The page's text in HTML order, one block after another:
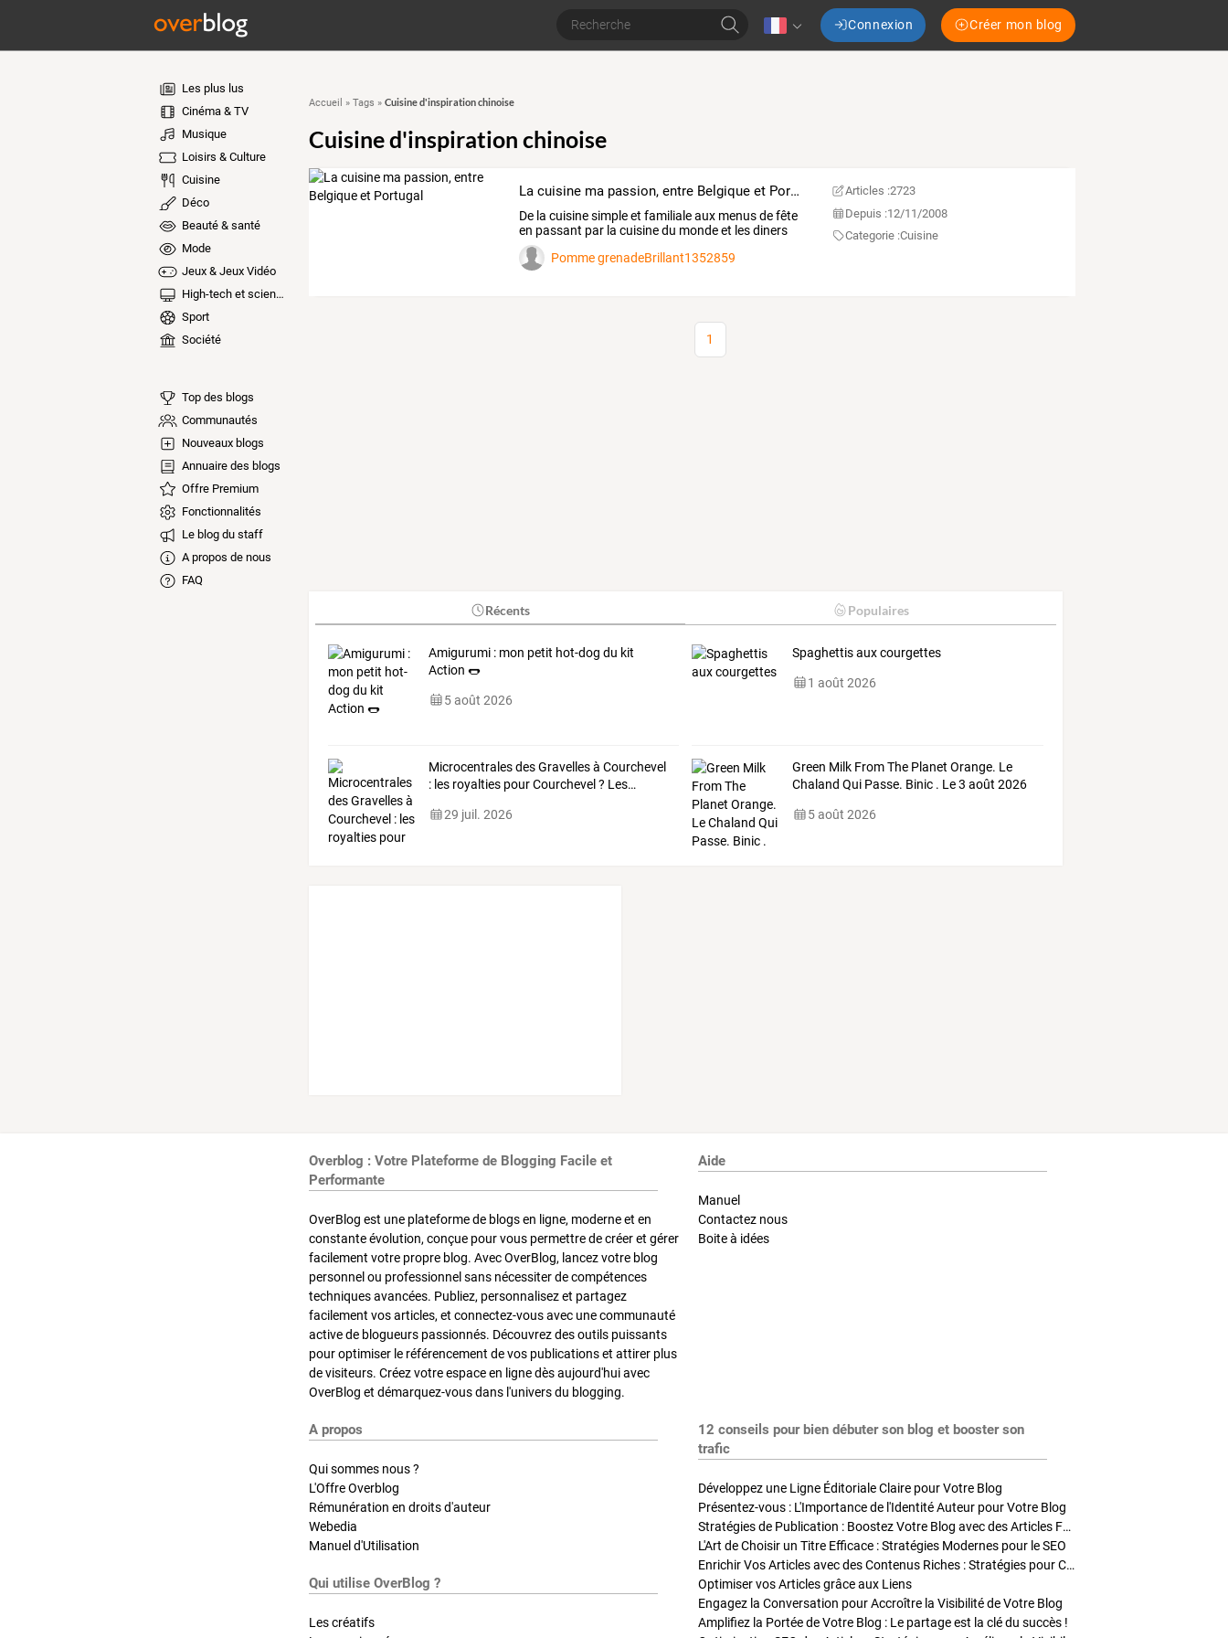
Connexion Créer mon blog
Les plus lus
Cinéma & TV
Musique
Loisirs & Culture
Cuisine
Déco
Beauté & santé
Mode
Jeux & Jeux Vidéo
High-tech et sciences
Sport
Société
Top des blogs
Communautés
Nouveaux blogs
Annuaire des blogs
Offre Premium
Fonctionnalités
Le blog du staff
A propos de nous
FAQ
Accueil » Tags » Cuisine d'inspiration chinoise
Cuisine d'inspiration chinoise
La cuisine ma passion, entre Belgique et Portugal
De la cuisinesimpleet familialeaux menusdefête
en passant par la cuisinedu mondeet lesdiners
à…
Pomme grenadeBrillant1352859
Articles :2723
Depuis :12/11/2008
Categorie :Cuisine
1
Récents Populaires
Amigurumi : mon petit hot-dog du kit
Action 🌭
5 août 2026
Spaghettis aux courgettes
1 août 2026
MicrocentralesdesGravellesà Courchevel
:lesroyaltiespourCourchevel ? Les…
29 juil. 2026
Green Milk From The Planet Orange. Le
Chaland Qui Passe. Binic . Le 3 août 2026
5 août 2026
Overblog : Votre Plateforme de Blogging Facile et
Performante
OverBlog est une plateforme de blogs en ligne, moderne et en
constante évolution, conçue pour vous permettre de créer et gérer
facilement votre propre blog. Avec OverBlog, lancez votre blog
personnel ou professionnel sans nécessiter de compétences
techniques avancées. Publiez, personnalisez et partagez
facilement vos articles, et connectez-vous avec une communauté
active de blogueurs passionnés. Découvrez des outils puissants
pour optimiser le référencement de vos publications et attirer plus
de visiteurs. Créez votre espace en ligne dès aujourd'hui avec
OverBlog et démarquez-vous dans l'univers du blogging.
Aide
Manuel
Contactez nous
Boite à idées
A propos
Qui sommes nous ?
L'Offre Overblog
Rémunération en droits d'auteur
Webedia
Manuel d'Utilisation
Qui utilise OverBlog ?
Les créatifs
12 conseils pour bien débuter son blog et booster son
trafic
Développez une Ligne Éditoriale Claire pour Votre Blog
Présentez-vous : L'Importance de l'Identité Auteur pour Votre Blog
Stratégies de Publication : Boostez Votre Blog avec des Articles Fréquents et Exclusifs
L'Art de Choisir un Titre Efficace : Stratégies Modernes pour le SEO
Enrichir Vos Articles avec des Contenus Riches : Stratégies pour Captiver et Optimiser
Optimiser vos Articles grâce aux Liens
Engagez la Conversation pour Accroître la Visibilité de Votre Blog
Amplifiez la Portée de Votre Blog : Le partage est la clé du succès !